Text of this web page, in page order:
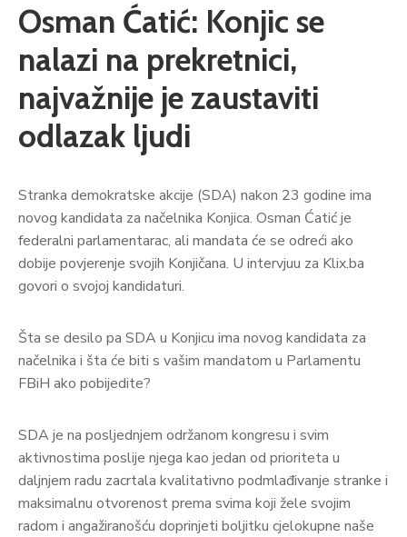
Osman Ćatić: Konjic se
nalazi na prekretnici,
najvažnije je zaustaviti
odlazak ljudi
Stranka demokratske akcije (SDA) nakon 23 godine ima
novog kandidata za načelnika Konjica. Osman Ćatić je
federalni parlamentarac, ali mandata će se odreći ako
dobije povjerenje svojih Konjičana. U intervjuu za Klix.ba
govori o svojoj kandidaturi.
Šta se desilo pa SDA u Konjicu ima novog kandidata za
načelnika i šta će biti s vašim mandatom u Parlamentu
FBiH ako pobijedite?
SDA je na posljednjem održanom kongresu i svim
aktivnostima poslije njega kao jedan od prioriteta u
daljnjem radu zacrtala kvalitativno podmlađivanje stranke i
maksimalnu otvorenost prema svima koji žele svojim
radom i angažiranošću doprinjeti boljitku cjelokupne naše